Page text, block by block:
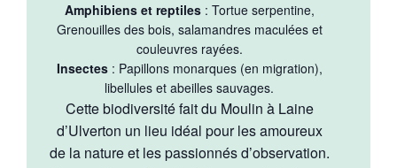
Amphibiens et reptiles: Tortue serpentine,
Grenouilles des bois, salamandres maculées et
couleuvres rayées.
Insectes: Papillons monarques (en migration),
libellules et abeilles sauvages.
Cette biodiversité fait du Moulin à Laine
d’Ulverton un lieu idéal pour les amoureux
de la nature et les passionnés d’observation.